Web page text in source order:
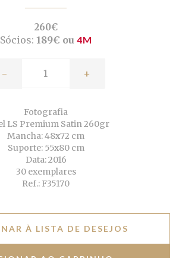
260€
Sócios: 189€ ou 4M
- +
Fotografia
LS Premium Satin 260gr
Mancha: 48x72 cm
Suporte: 55x80 cm
Data: 2016
30 exemplares
Ref.: F35170
À LISTA DE DESEJOS